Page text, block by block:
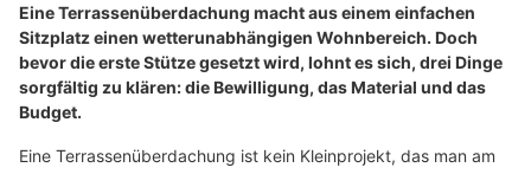
Eine Terrassenüberdachung macht aus einem einfachen
Sitzplatz einen wetterunabhängigen Wohnbereich. Doch
bevor die erste Stütze gesetzt wird, lohnt es sich, drei Dinge
sorgfältig zu klären: die Bewilligung, das Material und das
Budget.
Eine Terrassenüberdachung ist kein Kleinprojekt, das man am